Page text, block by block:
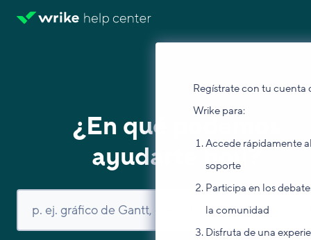
Regístrate con tu cuenta
Wrike para:
Accede rápidamente
soporte
Participa en los
la comunidad
Disfruta de una
¿En qué podemos
ayudarte hoy?